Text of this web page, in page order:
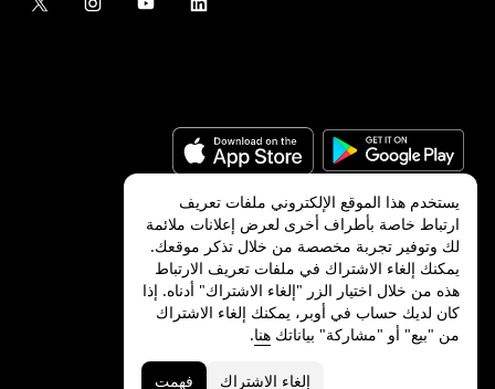
©
2026شركة Uber Technologies, Inc.‎
ميزات ذوي الاحتياجات الخاصةالشروط
يستخدم هذا الموقع الإلكتروني ملفات تعريف
ارتباط خاصة بأطراف أخرى لعرض إعلانات ملائمة
لك وتوفير تجربة مخصصة من خلال تذكر موقعك.
يمكنك إلغاء الاشتراك في ملفات تعريف الارتباط
هذه من خلال اختيار الزر "إلغاء الاشتراك" أدناه. إذا
كان لديك حساب في أوبر، يمكنك إلغاء الاشتراك
من "بيع" أو "مشاركة" بياناتك هنا.
إلغاء الاشتراك فهمت